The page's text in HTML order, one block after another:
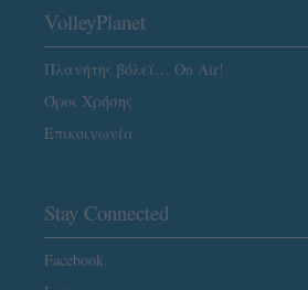
VolleyPlanet
Πλανήτης βόλεϊ… On Air!
Όροι Χρήσης
Επικοινωνία
Stay Connected
Facebook